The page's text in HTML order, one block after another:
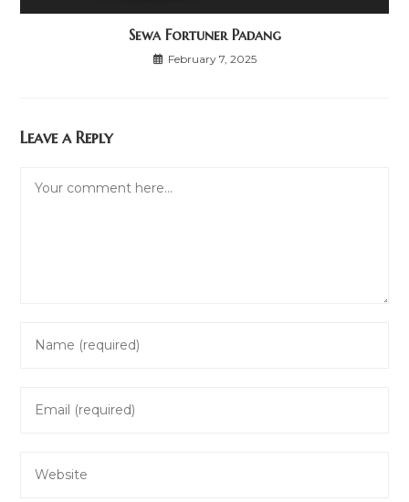
Sewa Fortuner Padang
February 7, 2025
Leave a Reply
your
comment
your
address
your